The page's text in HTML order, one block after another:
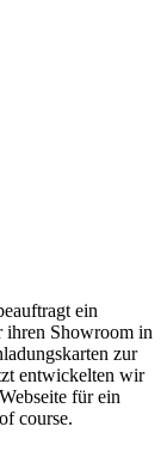
ein
ihren Showroom in
zur
entwickelten wir
für ein
course.